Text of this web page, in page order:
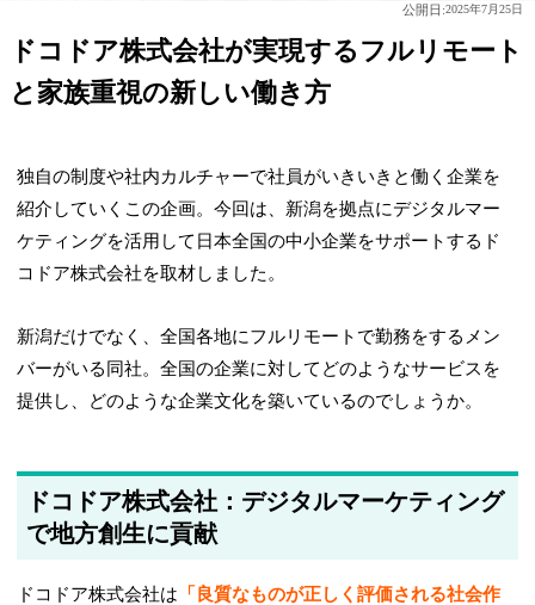
公開日:2025年7月25日
ドコドア株式会社が実現するフルリモート
と家族重視の新しい働き方
独自の制度や社内カルチャーで社員がいきいきと働く企業を
紹介していくこの企画。今回は、新潟を拠点にデジタルマー
ケティングを活用して日本全国の中小企業をサポートするド
コドア株式会社を取材しました。
新潟だけでなく、全国各地にフルリモートで勤務をするメン
バーがいる同社。全国の企業に対してどのようなサービスを
提供し、どのような企業文化を築いているのでしょうか。
ドコドア株式会社：デジタルマーケティング
で地方創生に貢献
ドコドア株式会社は 「良質なものが正しく評価される社会作